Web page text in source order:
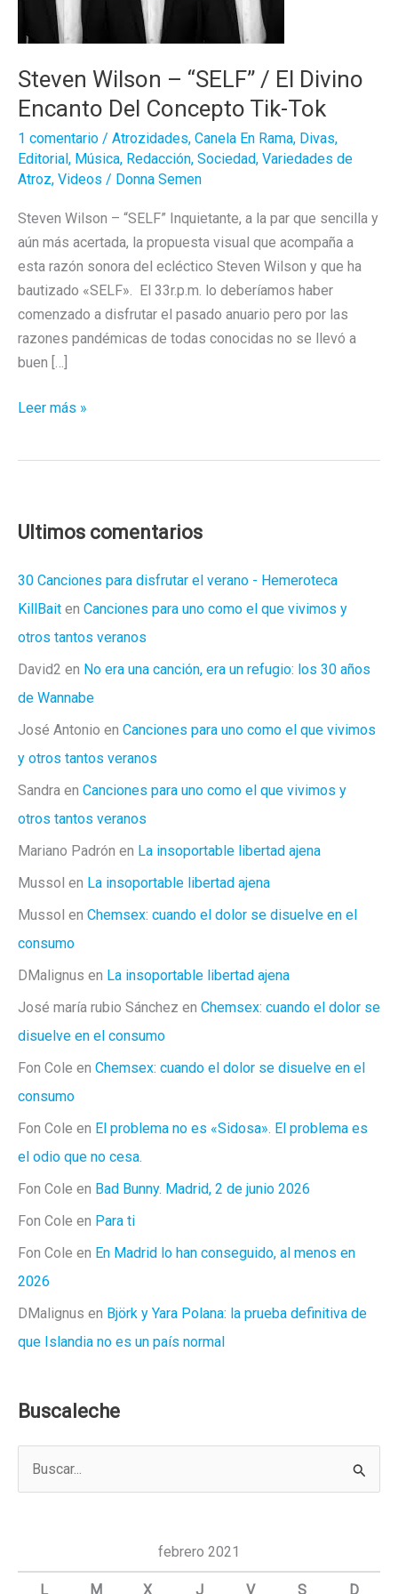
Steven Wilson – “SELF” / El Divino
Encanto Del Concepto Tik-Tok
1 comentario / Atrozidades, Canela En Rama, Divas,
Editorial , Música, Redacción, Sociedad, Variedades de
Atroz, Videos / Donna Semen
Steven Wilson – “SELF” Inquietante, a la par que sencilla y
aún más acertada, la propuesta visual que acompaña a
esta razón sonora del ecléctico Steven Wilson y que ha
bautizado «SELF». El 33r.p.m. lo deberíamos haber
comenzado a disfrutar el pasado anuario pero por las
razones pandémicas de todas conocidas no se llevó a
buen […]
Steven
El
Encanto
Del
Tik-
Tok
Leer más »
Ultimos comentarios
30 Canciones para disfrutar el verano - Hemeroteca
KillBait en Canciones para uno como el que vivimos y
otros tantos veranos
David2 en No era una canción, era un refugio: los 30 años
de Wannabe
José Antonio en Canciones para uno como el que vivimos
y otros tantos veranos
Sandra en Canciones para uno como el que vivimos y
otros tantos veranos
Mariano Padrón en La insoportable libertad ajena
Mussol en La insoportable libertad ajena
Mussol en Chemsex: cuando el dolor se disuelve en el
consumo
DMalignus en La insoportable libertad ajena
José maría rubio Sánchez en Chemsex: cuando el dolor se
disuelve en el consumo
Fon Cole en Chemsex: cuando el dolor se disuelve en el
consumo
Fon Cole en El problema no es «Sidosa». El problema es
el odio que no cesa.
Fon Cole en Bad Bunny. Madrid, 2 de junio 2026
Fon Cole en Para ti
Fon Cole en En Madrid lo han conseguido, al menos en
2026
DMalignus en Björk y Yara Polana: la prueba definitiva de
que Islandia no es un país normal
Buscaleche
a
febrero 2021
L M X J V S D